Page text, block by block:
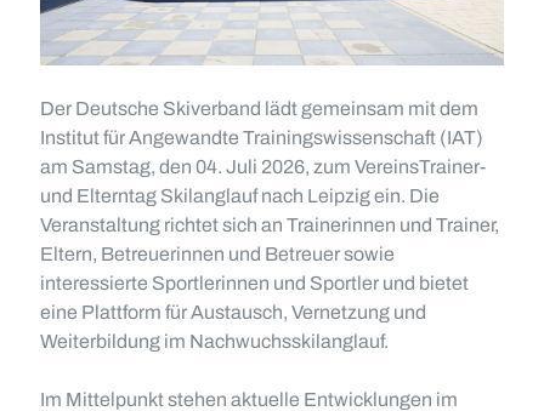
Der Deutsche Skiverband lädt gemeinsam mit dem
Institut für Angewandte Trainingswissenschaft (IAT)
am Samstag, den 04. Juli 2026, zum VereinsTrainer-
und Elterntag Skilanglauf nach Leipzig ein. Die
Veranstaltung richtet sich an Trainerinnen und Trainer,
Eltern, Betreuerinnen und Betreuer sowie
interessierte Sportlerinnen und Sportler und bietet
eine Plattform für Austausch, Vernetzung und
Weiterbildung im Nachwuchsskilanglauf.
Im Mittelpunkt stehen aktuelle Entwicklungen im